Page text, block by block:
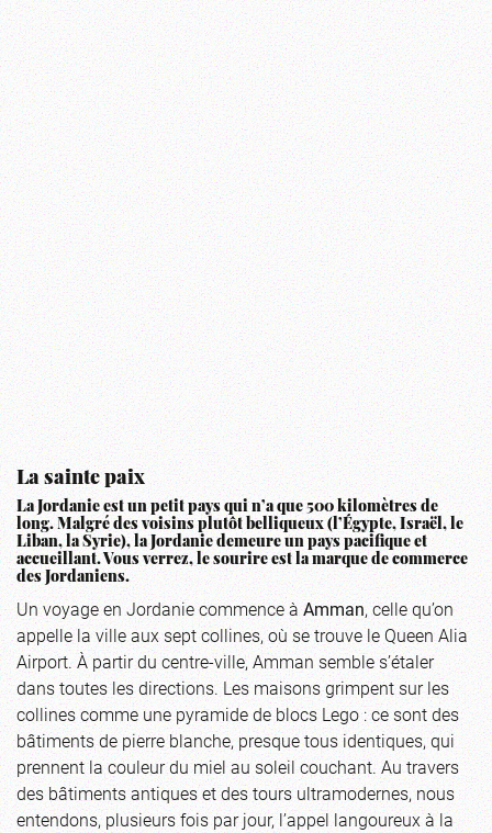
La sainte paix
La Jordanie est un petit pays qui n’a que 500 kilomètres de
long. Malgré des voisins plutôt belliqueux (l’Égypte, Israël, le
Liban, la Syrie), la Jordanie demeure un pays pacifique et
accueillant. Vous verrez, le sourire est la marque de commerce
des Jordaniens.
Un voyage en Jordanie commence àAmman, celle qu’on
appelle la ville aux sept collines, où se trouve le Queen Alia
Airport. À partir du centre-ville, Amman semble s’étaler
dans toutes les directions. Les maisons grimpent sur les
collines comme une pyramide de blocs Lego : ce sont des
bâtiments de pierre blanche, presque tous identiques, qui
prennent la couleur du miel au soleil couchant. Au travers
des bâtiments antiques et des tours ultramodernes, nous
entendons, plusieurs fois par jour, l’appel langoureux à la